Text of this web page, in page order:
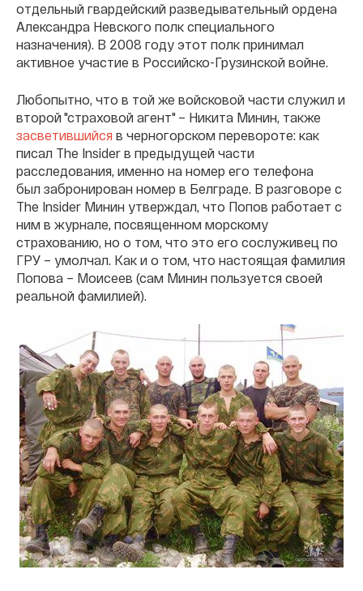
отдельный гвардейский разведывательный ордена
Александра Невского полк специального
назначения). В 2008 году этот полк принимал
активное участие в Российско-Грузинской войне.
Любопытно, что в той же войсковой части служил и
второй "страховой агент" – Никита Минин, также
засветившийся в черногорском перевороте: как
писал The Insider в предыдущей части
расследования, именно на номер его телефона
был забронирован номер в Белграде. В разговоре с
The Insider Минин утверждал, что Попов работает с
ним в журнале, посвященном морскому
страхованию, но о том, что это его сослуживец по
ГРУ – умолчал. Как и о том, что настоящая фамилия
Попова – Моисеев (сам Минин пользуется своей
реальной фамилией).